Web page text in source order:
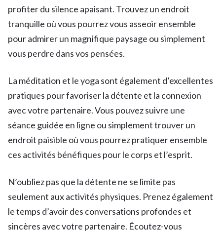
profiter du silence apaisant. Trouvez un endroit
tranquille où vous pourrez vous asseoir ensemble
pour admirer un magnifique paysage ou simplement
vous perdre dans vos pensées.
La méditation et le yoga sont également d’excellentes
pratiques pour favoriser la détente et la connexion
avec votre partenaire. Vous pouvez suivre une
séance guidée en ligne ou simplement trouver un
endroit paisible où vous pourrez pratiquer ensemble
ces activités bénéfiques pour le corps et l’esprit.
N’oubliez pas que la détente ne se limite pas
seulement aux activités physiques. Prenez également
le temps d’avoir des conversations profondes et
sincères avec votre partenaire. Écoutez-vous